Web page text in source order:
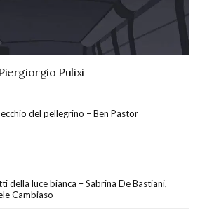
Pulixi
del pellegrino – Ben Pastor
della luce bianca – Sabrina De Bastiani,
Cambiaso